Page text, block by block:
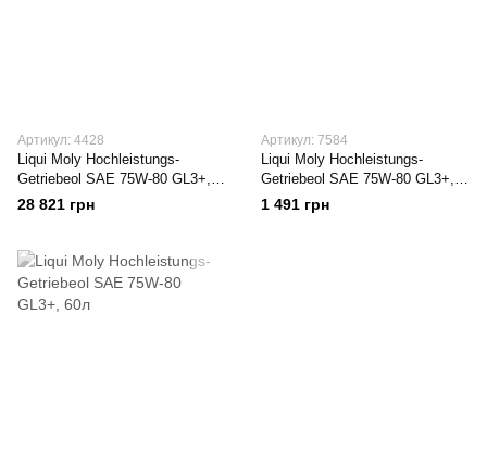
Артикул: 4428
Liqui Moly Hochleistungs-
Getriebeol SAE 75W-80 GL3+,
20л
28 821 грн
Артикул: 7584
Liqui Moly Hochleistungs-
Getriebeol SAE 75W-80 GL3+,
1л
1 491 грн